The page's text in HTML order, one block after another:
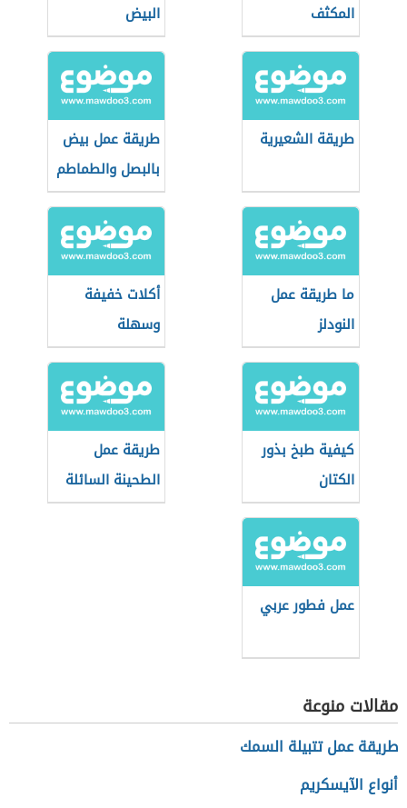
المكثف
البيض
طريقة الشعيرية
طريقة عمل بيض
بالبصل والطماطم
ما طريقة عمل
النودلز
أكلات خفيفة
وسهلة
كيفية طبخ بذور
الكتان
طريقة عمل
الطحينة السائلة
للفلافل
عمل فطور عربي
مقالات منوعة
طريقة عمل تتبيلة السمك
أنواع الآيسكريم